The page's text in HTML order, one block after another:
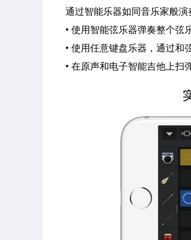
通过智能乐器如同音乐家般演
• 使用智能弦乐器弹奏整个弦
• 使用任意键盘乐器，通过和
• 在原声和电子智能吉他上扫